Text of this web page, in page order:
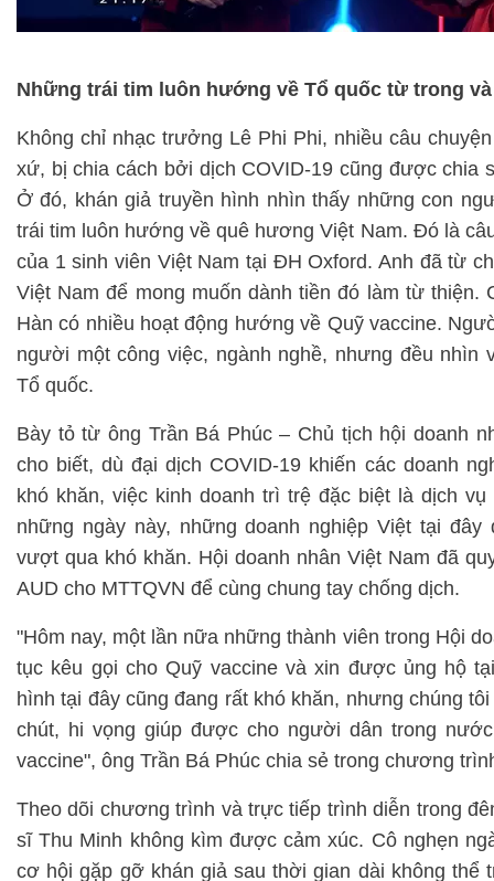
Những trái tim luôn hướng về Tổ quốc từ trong
Không chỉ nhạc trưởng Lê Phi Phi, nhiều câu
xứ, bị chia cách bởi dịch COVID-19 cũng được chia
Ở đó, khán giả truyền hình nhìn thấy những con
trái tim luôn hướng về quê hương Việt Nam. Đó là
của 1 sinh viên Việt Nam tại ĐH Oxford. Anh đã từ
Việt Nam để mong muốn dành tiền đó làm từ thiện.
Hàn có nhiều hoạt động hướng về Quỹ vaccine.
người một công việc, ngành nghề, nhưng đều nhìn
Tổ quốc.
Bày tỏ từ ông Trần Bá Phúc – Chủ tịch hội doanh
cho biết, dù đại dịch COVID-19 khiến các doanh
khó khăn, việc kinh doanh trì trệ đặc biệt là dịch
những ngày này, những doanh nghiệp Việt tại đây
vượt qua khó khăn. Hội doanh nhân Việt Nam đã
AUD cho MTTQVN để cùng chung tay chống dịch.
"Hôm nay, một lần nữa những thành viên trong Hội
tục kêu gọi cho Quỹ vaccine và xin được ủng hộ
hình tại đây cũng đang rất khó khăn, nhưng chúng
chút, hi vọng giúp được cho người dân trong
vaccine", ông Trần Bá Phúc chia sẻ trong chương
Theo dõi chương trình và trực tiếp trình diễn trong
sĩ Thu Minh không kìm được cảm xúc. Cô nghẹn
cơ hội gặp gỡ khán giả sau thời gian dài không thể